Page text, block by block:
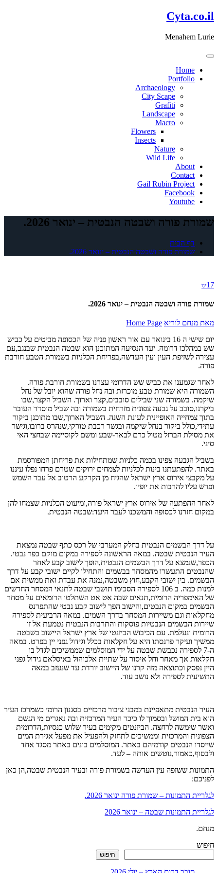
דלג
לתוכן
Cyta.co.il
Menahem Lurie
Home
Portfolio
Archaeology
City Scape
Grafiti
Landscape
Macro
Flowers
Insects
Nature
Wild Life
About
Contact
Gail Rubin Project
Facebook
Youtube
שמורת פורה ושבטה הנבטית – ינואר 2026.
דף הבית
שמורת פורה ושבטה הנבטית – ינואר 2026.
17ינו
שמורת פורה ושבטה הנבטית – ינואר 2026.
מאת מנחם לוריא Home Page
יום שישי ה 16 בינואר עם אור ראשון פניה של הכסופה מביטים על כביש
שש במהלכו דרומה. יעד הנסיעה המתוכנן הוא שבטה הנבטית שבנגב,עם
עצירה לשזיפת העין ועין העדשה,בפריחת הכלניות בשמורת הטבע חורבת
פורה.
לאחר שגמענו את כביש שש הדרומי עצרנו בשמורת חורבת פורה.
השמורה היא שמורת טבע מוכרזת ובה נחל פורה שהוא יובל של נחל
שיקמה. בשמורה שני שבילים סובבים,קצר וארוך. השביל הקצר,שבו
ביקרנו,סובב על גבעה צפונית מזרחית בשמורה ובה שביל מוסדר העובר
בתוך צמחייה האופיינית לעונת השנה. השביל הארוך,שבו מתוכנן ביקור
עתידי,כולל ביקור בנחל שיקמה ובגשר רכבת טורקי,שנהרס ברובו,וגישר
את מסילת הברזל מטול כרם לבאר-שבע ומשם לקוסיימה שבחצי האי
סיני.
בשביל הגבעה צפינו בכמה כלניות שמתחילות את פריחתן המפורסמת
באתר. להפתעתנו בינות לכלניות לצמחים ירוקים שטרם פרחו נפלו עיננו
על מקבצי אירוס ארץ ישראל שהגיח מן הקרקע הרטוב אל עבר השמש
ופרש עליו להרבות את יופיו.
לאחר ההפתעה של אירוס ארץ ישראל פורה,ומיעוט הכלניות שצמחו להן
במקום חזרנו לכסופה והמשכנו לעבר היעד:שבטה הנבטית.
על דרך הבשמים הנבטית בחלק המערבי של רכס כתף שבטה נמצאת
העיר הנבטית שבטה. במאה הראשונה לספירה במקום מוקם כפר נבטי.
הכפר,שנמצא על דרך הבשמים הנבטית,הופך לישוב קבע לאחר
שהנבטים התעשרו מהמסחר בבשמים והתחילו לקיים ישובי קבע על דרך
הבשמים. בין ישובי הקבע,חוץ משבטה,נמנה את עבדת ואת ממשית אם
למנות כמה. ב 106 לספירה הסכימו תושבי שבטה לתנאי המסחר החדשים
של האימפריה הרומית,תנאים שבה אט אט השתלטו הרומאים על מסחר
הבשמים במקום הנבטים,והישוב הפך לישוב קבע נבטי שהתפרנס
מחקלאות וגם משיירות המסחר בדרך השמים. במאה הרביעית לספירה
שיירות הבשמים הנבטיות פוסקות והתרבות הנבטית נטמעת אל זו
הרומית ונעלמת. עם הכיבוש הביזנטי של ארץ ישראל היישוב בשבטה
ממשיך ועיקר פרנסתו היא על חקלאות בכלל וגידול גפני יין בפרט. במאה
ה-7 לספירה נכבשת שבטה על ידי המוסלמים שממשיכים לגדל בו
חקלאות אך מאחר וחל איסור על שתיית אלכוהול באיסלאם גידול גפני
היין נפסק וכתוצאה מזה קרנו של היישוב יורדת עד שנעזב במאה
התשיעית לספירה ולא נושב עוד.
העיר הנבטית מתאפיינת במבני ציבור מרכזיים בסגנון הרומי כשמרכז העיר
הוא בית המושל ובסמוך לו כיכר העיר המרכזית ובה נאגרים מי הגשם
ואשר שימשה לרחצה. הביזנטים מקימים בעיר שלוש כנסיות,הדרומית
הצפונית והמרכזית וממשיכים לתחזק ולהפעיל את מפעל אגירת המים
שייסדו הנבטים קודמיהם באתר. המוסלמים בונים באתר מסגד אחד
ולבסוף,כאמור,נוטשים אותה – לעד.
התמונות ששזפה עין העדשה בשמורת פורה ובעיר הנבטית שבטה,הן כאן
לפניכם:
לגלריית התמונות – שמורת פורה ינואר 2026.
לגלריית התמונות שבטה – ינואר 2026
מנחם.
חיפוש
חיפוש